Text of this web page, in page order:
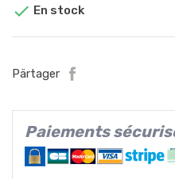
 En stock
Pärtager
Paiements